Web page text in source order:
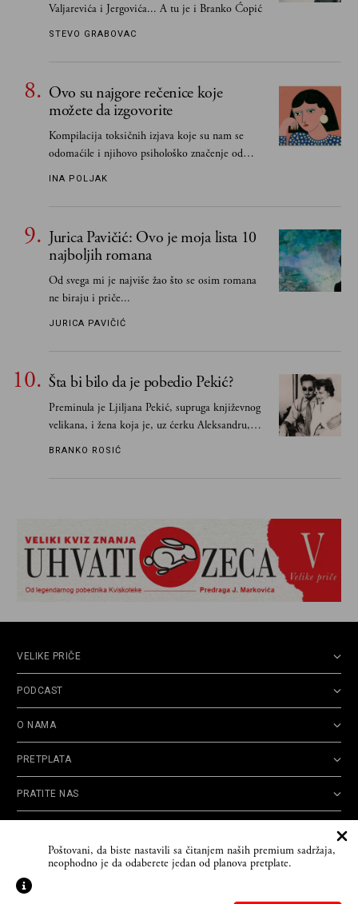
Valjarevića i Jergovića... A tu je i Branko Ćopić
STEVO GRABOVAC
Ovo su najgore rečenice koje
možete da izgovorite
Kompilacija toksičnih izjava koje su nam se
odomaćile i njihovo psihološko značenje od
INA POLJAK
Jurica Pavičić: Ovo je moja lista 10
najboljih romana
Od svega mi je najviše žao što se osim romana
ne biraju i priče...
JURICA PAVIČIĆ
Šta bi bilo da je pobedio Pekić?
Preminula je Ljiljana Pekić, supruga književnog
velikana, i žena koja je, uz ćerku Aleksandru,
vodila računa o zaostavštini pisca. Ovu priču o
BRANKO ROSIĆ
Poštovani, da biste nastavili sa čitanjem naših premium sadržaja,
neophodno je da odaberete jedan od planova pretplate.
VELIKE PRIČE
PODCAST
O NAMA
PRETPLATA
PRATITE NAS
privatnosti
korišćenja
reklamacija
Policy
© 2026Velike priče- TCT News and Entertainment - Sva prava zadržana. Developed